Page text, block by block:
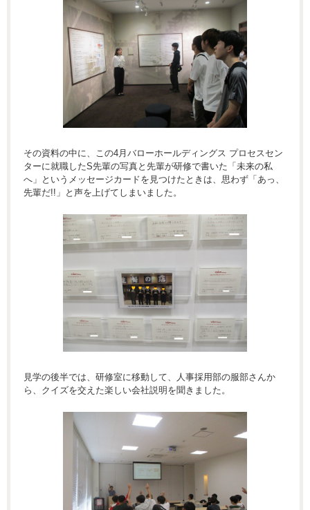
その資料の中に、この4月バローホールディングス プロセスセン
ターに就職したS先輩の写真と先輩が研修で書いた「未来の私
へ」というメッセージカードを見つけたときは、思わず「あっ、
先輩だ!!」と声を上げてしまいました。
見学の後半では、研修室に移動して、人事採用部の服部さんか
ら、クイズを交えた楽しい会社説明を聞きました。